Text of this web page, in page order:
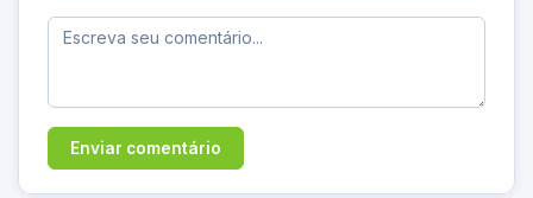
Enviar comentário